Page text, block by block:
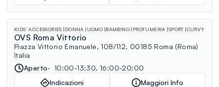
KIDS' ACCESSORIES DONNA UOMO BAMBINO PROFUMERIA SPORT CURVY
OVS Roma Vittorio
Piazza Vittorio Emanuele, 108/112, 00185 Roma (Roma)
Italia
Aperto
10:00-13:30, 16:00-20:00
Indicazioni
Maggiori Info